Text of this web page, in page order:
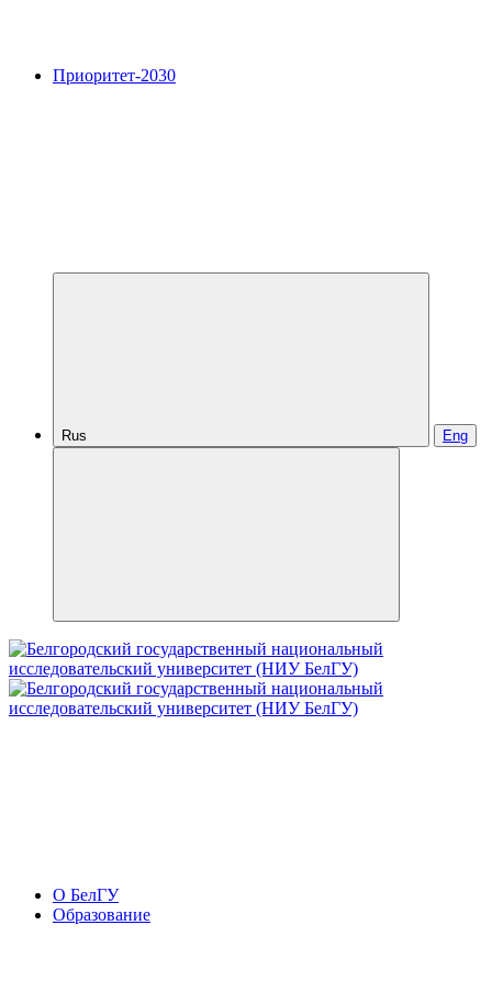
Приоритет-2030
Rus Eng
О БелГУ
Образование